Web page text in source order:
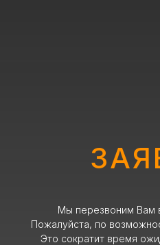
Мы перезвоним Вам
Пожалуйста, по
Это сократит время